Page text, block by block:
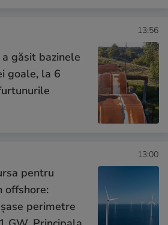
13:56
găsit bazinele
goale, la 6
13:00
pentru
offshore:
perimetre